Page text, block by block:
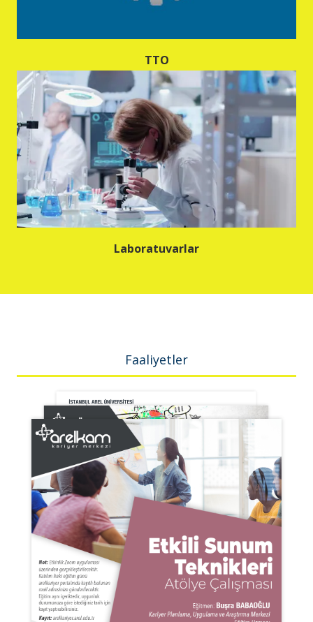
TTO
Laboratuvarlar
Faaliyetler